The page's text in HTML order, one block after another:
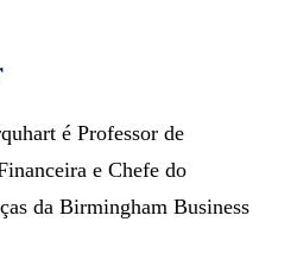
é Professor de
e Chefe do
da Birmingham Business